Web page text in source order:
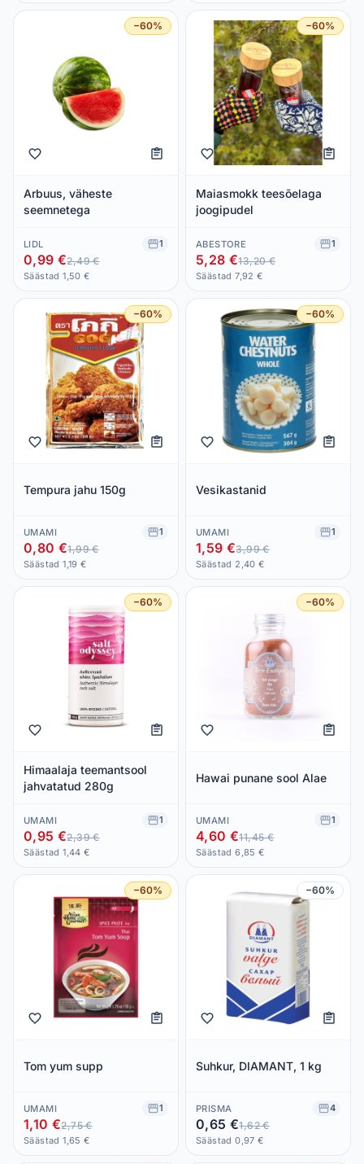
−60%
Arbuus, väheste
seemnetega
LIDL 1
0,99 €2,49 €
Säästad 1,50 €
−60%
Maiasmokk teesõelaga
joogipudel
ABESTORE 1
5,28 €13,20 €
Säästad 7,92 €
−60%
Tempura jahu 150g
UMAMI 1
0,80 €1,99 €
Säästad 1,19 €
−60%
Vesikastanid
UMAMI 1
1,59 €3,99 €
Säästad 2,40 €
−60%
Himaalaja teemantsool
jahvatatud 280g
UMAMI 1
0,95 €2,39 €
Säästad 1,44 €
−60%
Hawai punane sool Alae
UMAMI 1
4,60 €11,45 €
Säästad 6,85 €
−60%
Tom yum supp
UMAMI 1
1,10 €2,75 €
Säästad 1,65 €
−60%
Suhkur, DIAMANT, 1 kg
PRISMA 4
0,65 €1,62 €
Säästad 0,97 €